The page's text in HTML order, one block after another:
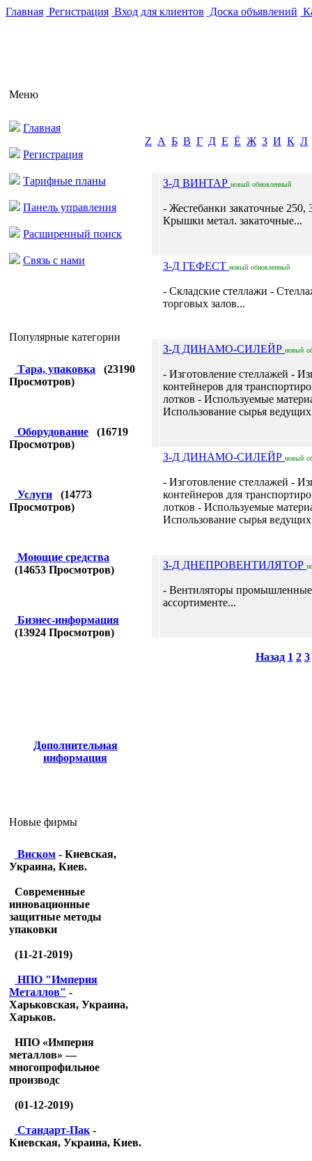
Главная Регистрация Вход для клиентов Доска объявлений
Меню
Главная
Регистрация
Тарифные планы
Панель управления
Расширенный поиск
Связь с нами
Популярные категории
Тара, упаковка (23190
Просмотров)
Оборудование (16719
Просмотров)
Услуги (14773
Просмотров)
Моющие средства
(14653 Просмотров)
Бизнес-информация
(13924 Просмотров)
Дополнительная
информация
Новые фирмы
Виском - Киевская,
Украина, Киев.
Современные
инновационные
защитные методы
упаковки
(11-21-2019)
НПО "Империя
Металлов" -
Харьковская, Украина,
Харьков.
НПО «Империя
металлов» —
многопрофильное
производс
(01-12-2019)
Стандарт-Пак -
Киевская, Украина, Киев.
Z А Б В Г Д Е Ё Ж З И К Л
З-Д ВИНТАР новый обновленный
- Жестебанки закаточные 250,
Крышки метал. закаточные...
З-Д ГЕФЕСТ новый обновленный
- Складские стеллажи -
торговых залов...
З-Д ДИНАМО-СИЛЕЙР новый
- Изготовление стеллажей -
контейнеров для
лотков - Используемые
Использование сырья
З-Д ДИНАМО-СИЛЕЙР новый
- Изготовление стеллажей -
контейнеров для
лотков - Используемые
Использование сырья
З-Д ДНЕПРОВЕНТИЛЯТОР
- Вентиляторы
ассортименте...
Назад 1 2 3